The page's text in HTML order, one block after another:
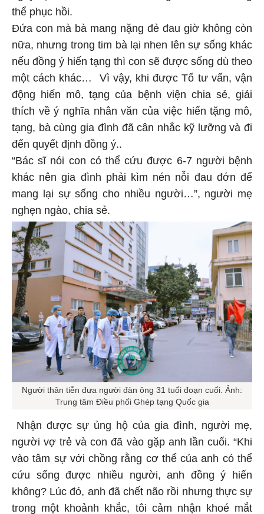
thể phục hồi.
Đứa con mà bà mang nặng đẻ đau giờ không còn
nữa, nhưng trong tim bà lại nhen lên sự sống khác
nếu đồng ý hiến tạng thì con sẽ được sống dù theo
một cách khác… Vì vậy, khi được Tổ tư vấn, vận
động hiến mô, tạng của bệnh viện chia sẻ, giải
thích về ý nghĩa nhân văn của việc hiến tặng mô,
tạng, bà cùng gia đình đã cân nhắc kỹ lưỡng và đi
đến quyết định đồng ý..
“Bác sĩ nói con có thể cứu được 6-7 người bệnh
khác nên gia đình phải kìm nén nỗi đau đớn để
mang lại sự sống cho nhiều người…”, người mẹ
nghẹn ngào, chia sẻ.
Người thân tiễn đưa người đàn ông 31 tuổi đoạn cuối. Ảnh:
Trung tâm Điều phối Ghép tạng Quốc gia
Nhận được sự ủng hộ của gia đình, người mẹ,
người vợ trẻ và con đã vào gặp anh lần cuối. “Khi
vào tâm sự với chồng rằng cơ thể của anh có thể
cứu sống được nhiều người, anh đồng ý hiến
không? Lúc đó, anh đã chết não rồi nhưng thực sự
trong một khoảnh khắc, tôi cảm nhận khoé mắt